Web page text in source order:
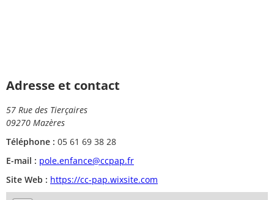
Adresse et contact
57 Rue des Tierçaires
09270 Mazères
Téléphone : 05 61 69 38 28
E-mail : pole.enfance@ccpap.fr
Site Web : https://cc-pap.wixsite.com